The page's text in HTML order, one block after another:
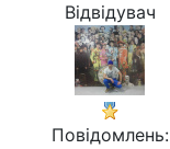
Відвідувач
Повідомлень: